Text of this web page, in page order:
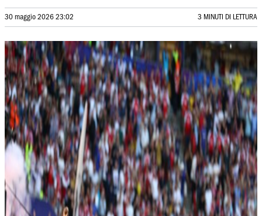
30 maggio 2026 23:02 3 MINUTI DI LETTURA